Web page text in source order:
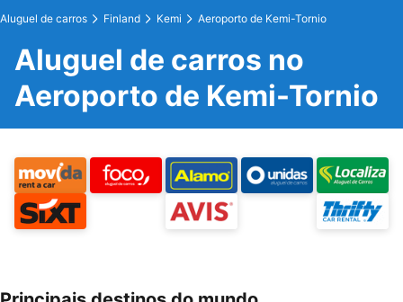
Aluguel de carros Finland Kemi Aeroporto de Kemi-Tornio
Aluguel de carros no
Aeroporto de Kemi-Tornio